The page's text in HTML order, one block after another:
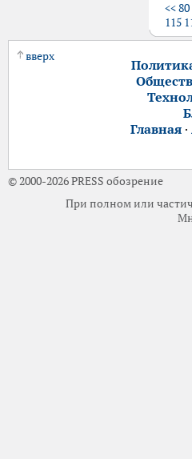
<<80
115
вверх
Главная·
© 2000-2026 PRESS обозрение
При полном или